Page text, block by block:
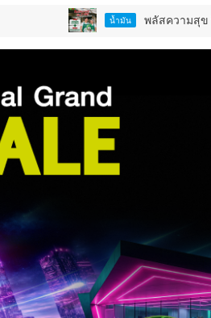
พลัสความสุข ฟิน 2 ต่อ! ชาว Max